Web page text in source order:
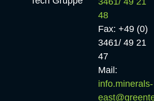
48
Fax: +49 (0)
3461/ 49 21
47
Mail:
info.minerals-